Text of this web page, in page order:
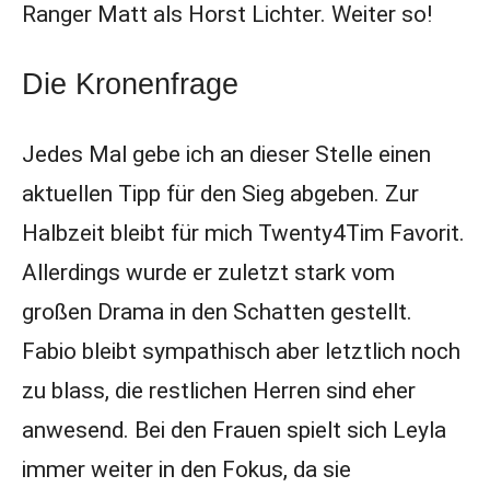
Ranger Matt als Horst Lichter. Weiter so!
Die Kronenfrage
Jedes Mal gebe ich an dieser Stelle einen
aktuellen Tipp für den Sieg abgeben. Zur
Halbzeit bleibt für mich Twenty4Tim Favorit.
Allerdings wurde er zuletzt stark vom
großen Drama in den Schatten gestellt.
Fabio bleibt sympathisch aber letztlich noch
zu blass, die restlichen Herren sind eher
anwesend. Bei den Frauen spielt sich Leyla
immer weiter in den Fokus, da sie